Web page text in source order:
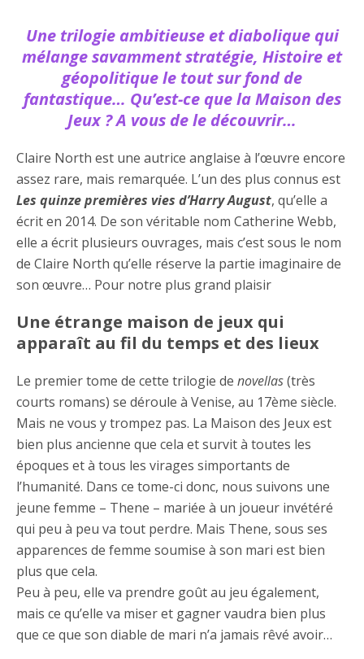
Une trilogie ambitieuse et diabolique qui
mélange savamment stratégie, Histoire et
géopolitique le tout sur fond de
fantastique… Qu’est-ce que la Maison des
Jeux ? A vous de le découvrir…
Claire North est une autrice anglaise à l’œuvre encore
assez rare, mais remarquée. L’un des plus connus est
Les quinze premières vies d’Harry August, qu’elle a
écrit en 2014. De son véritable nom Catherine Webb,
elle a écrit plusieurs ouvrages, mais c’est sous le nom
de Claire North qu’elle réserve la partie imaginaire de
son œuvre… Pour notre plus grand plaisir
Une étrange maison de jeux qui
apparaît au fil du temps et des lieux
Le premier tome de cette trilogie de novellas(très
courts romans) se déroule à Venise, au 17ème siècle.
Mais ne vous y trompez pas. La Maison des Jeux est
bien plus ancienne que cela et survit à toutes les
époques et à tous les virages simportants de
l’humanité. Dans ce tome-ci donc, nous suivons une
jeune femme – Thene – mariée à un joueur invétéré
qui peu à peu va tout perdre. Mais Thene, sous ses
apparences de femme soumise à son mari est bien
plus que cela.
Peu à peu, elle va prendre goût au jeu également,
mais ce qu’elle va miser et gagner vaudra bien plus
que ce que son diable de mari n’a jamais rêvé avoir…